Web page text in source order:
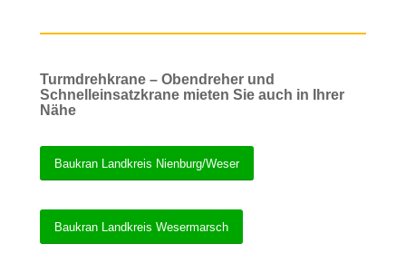
Turmdrehkrane – Obendreher und
Schnelleinsatzkrane mieten Sie auch in Ihrer
Nähe
Baukran Landkreis Nienburg/Weser
Baukran Landkreis Wesermarsch